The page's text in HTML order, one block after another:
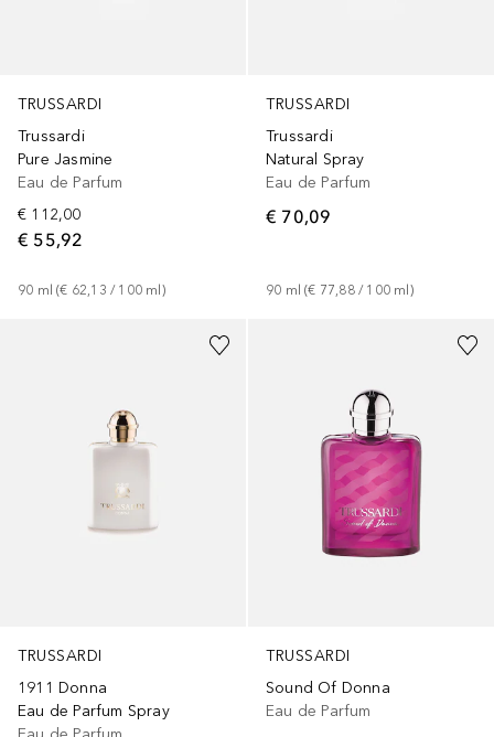
TRUSSARDI
Trussardi
Pure Jasmine
Eau de Parfum
€ 112,00
€ 55,92
90 ml (€ 62,13 / 100 ml)
TRUSSARDI
Trussardi
Natural Spray
Eau de Parfum
€ 70,09
90 ml (€ 77,88 / 100 ml)
TRUSSARDI
1911 Donna
Eau de Parfum Spray
TRUSSARDI
Sound Of Donna
Eau de Parfum